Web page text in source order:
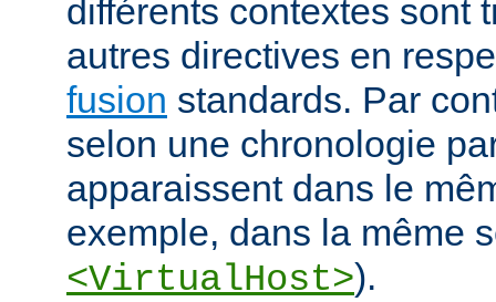
différents contextes sont
autres directives en
fusion standards. Par
selon une chronologie
apparaissent dans le
exemple, dans la même
<VirtualHost>).